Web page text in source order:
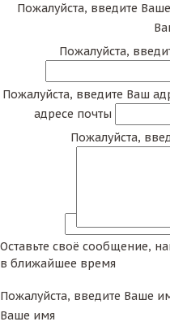
Пожалуйста, введите
Пожалуйста,
Пожалуйста, введите Ваш
адресе почты
Пожалуйста,
Оставьте своё сообщение,
в ближайшее время
Пожалуйста, введите Ваше
Ваше имя